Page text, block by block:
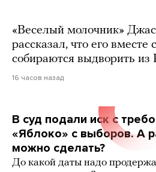
«Веселый молочник»
рассказал, что его вместе
собираются выдворить из
16 часов назад
В суд подали иск с
«Яблоко» с выборов. А
можно сделать?
До какой даты надо